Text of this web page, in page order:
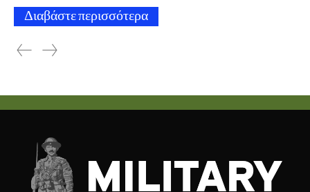
Διαβάστε περισσότερα